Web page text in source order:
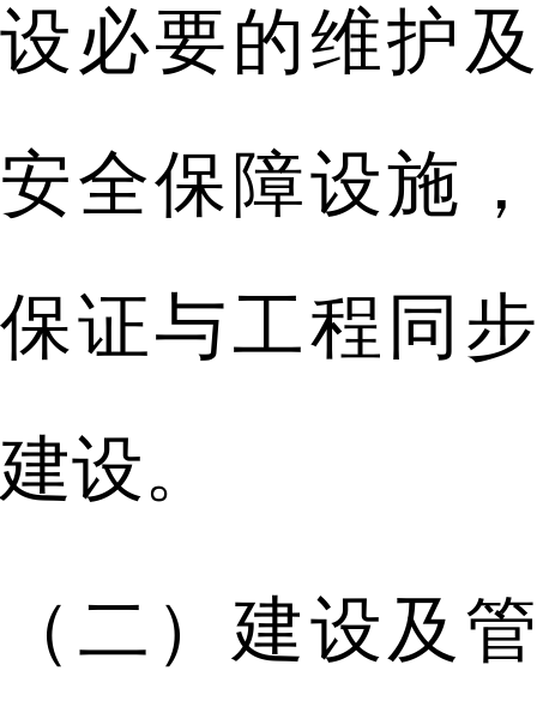
设必要的维护及
安全保障设施，
保证与工程同步
建设。
（二）建设及管